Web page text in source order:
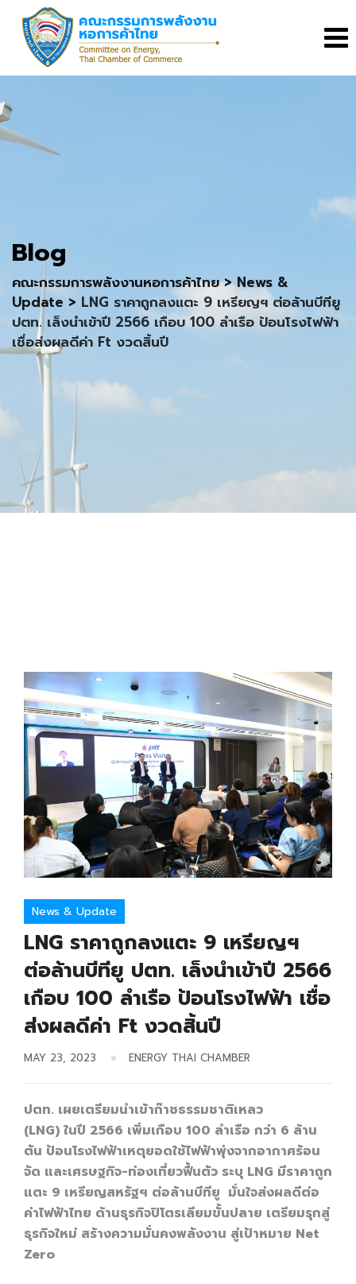
content
Blog
คณะกรรมการพลังงานหอการค้าไทย>News &
Update > LNG ราคาถูกลงแตะ 9 เหรียญฯ ต่อล้านบีทียู
ปตท. เล็งนำเข้าปี 2566 เกือบ 100 ลำเรือ ป้อนโรงไฟฟ้า
เชื่อส่งผลดีค่า Ft งวดสิ้นปี
News & Update
LNG ราคาถูกลงแตะ 9 เหรียญฯ
ต่อล้านบีทียู ปตท. เล็งนำเข้าปี 2566
เกือบ 100 ลำเรือ ป้อนโรงไฟฟ้า เชื่อ
ส่งผลดีค่า Ft งวดสิ้นปี
MAY 23, 2023 ENERGY THAI CHAMBER
ปตท. เผยเตรียมนำเข้าก๊าซธรรมชาติเหลว
(LNG) ในปี 2566 เพิ่มเกือบ 100 ลำเรือ กว่า 6 ล้าน
ตัน ป้อนโรงไฟฟ้าเหตุยอดใช้ไฟฟ้าพุ่งจากอากาศร้อน
จัด และเศรษฐกิจ-ท่องเที่ยวฟื้นตัว ระบุ LNG มีราคาถูก
แตะ 9 เหรียญสหรัฐฯ ต่อล้านบีทียู มั่นใจส่งผลดีต่อ
ค่าไฟฟ้าไทย ด้านธุรกิจปิโตรเลียมขั้นปลาย เตรียมรุกสู่
ธุรกิจใหม่ สร้างความมั่นคงพลังงาน สู่เป้าหมาย Net
Zero